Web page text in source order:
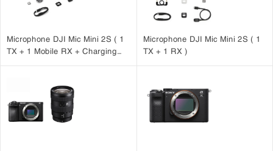
Microphone DJI Mic Mini 2S ( 1
TX + 1 Mobile RX + Charging
Microphone DJI Mic Mini 2S ( 1
TX + 1 RX )